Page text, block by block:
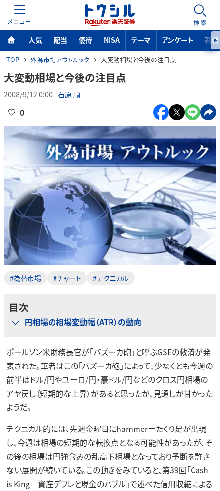
MENU 検索
人気 配当 優待 NISA テーマ アンケート 著者
TOP 外為市場アウトルック 大変動相場と今後の注目点
大変動相場と今後の注目点
2008/9/12 0:00 石原 順
0
#為替市場 #チャート #テクニカル
目次
円相場の相場変動幅（ATR）の動向
ポールソン米財務長官が「バズーカ砲」と呼ぶGSEの救済が発
表された。筆者はこの「バズーカ砲」によって、少なくとも今週の
前半はドル/円やユーロ/円・豪ドル/円などのクロス円相場の
アヤ戻し（短期的な上昇）があると思ったが、見通しが甘かった
ようだ。
テクニカル的には、先週金曜日にhammer＝たくり足が出現
し、今週は相場の短期的な転換点となる可能性があったが、そ
の後の相場は円強含みの乱高下相場となっており予断を許さ
ない展開が続いている。この動きをみていると、第39回「Cash
is King 資産デフレと現金のバブル」で述べた信用収縮による